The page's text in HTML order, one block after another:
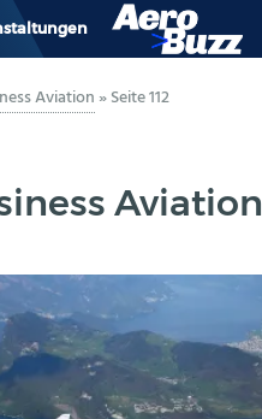
Aviation »Seite 112
Aviation